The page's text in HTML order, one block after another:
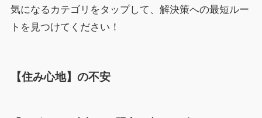
気になるカテゴリをタップして、解決策への最短ルー
トを見つけてください！
【住み心地】の不安